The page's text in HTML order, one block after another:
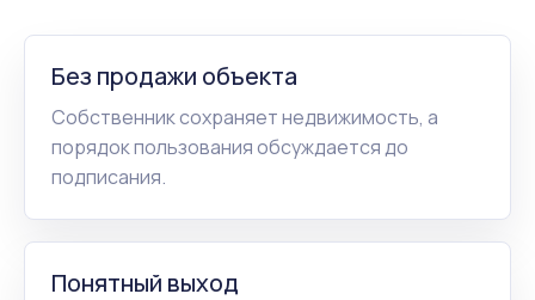
Без продажи объекта
Собственник сохраняет недвижимость, а
порядок пользования обсуждается до
подписания.
Понятный выход